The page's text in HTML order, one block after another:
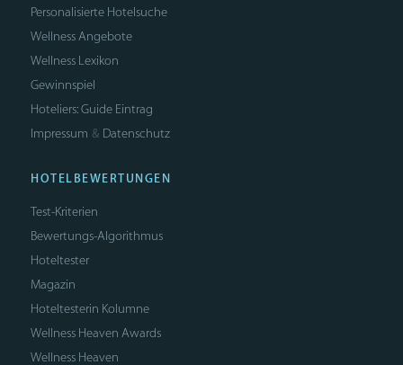
Personalisierte Hotelsuche
Wellness Angebote
Wellness Lexikon
Gewinnspiel
Hoteliers: Guide Eintrag
Impressum & Datenschutz
HOTELBEWERTUNGEN
Test-Kriterien
Bewertungs-Algorithmus
Hoteltester
Magazin
Hoteltesterin Kolumne
Wellness Heaven Awards
Wellness Heaven